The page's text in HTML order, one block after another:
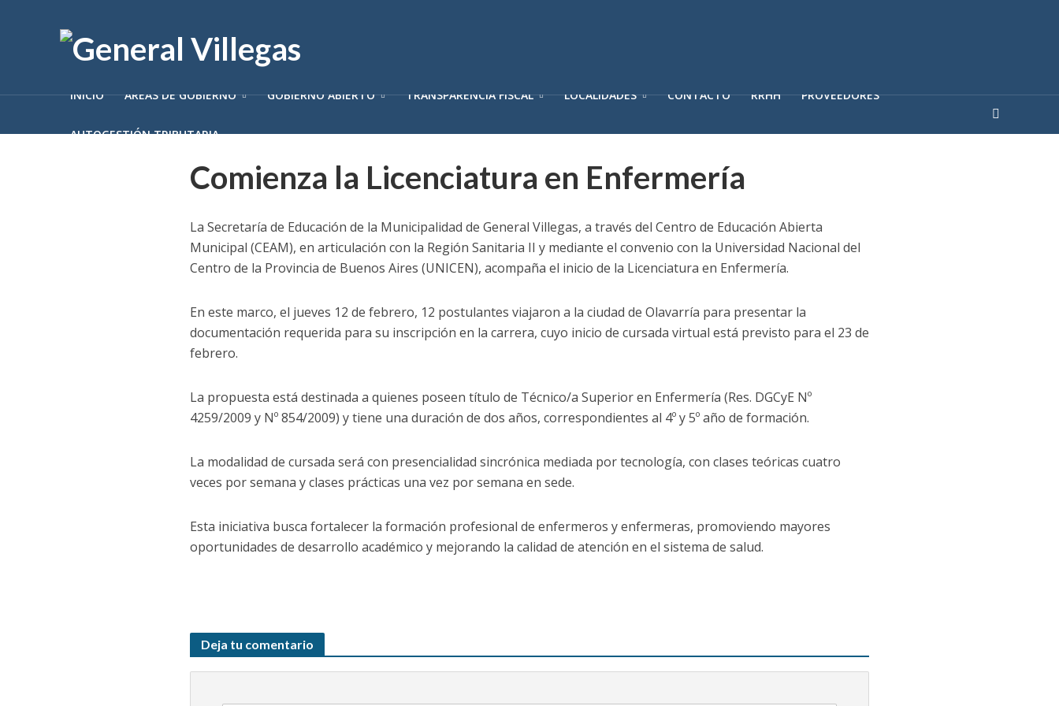
INICIO ÁREAS DE GOBIERNO GOBIERNO ABIERTO TRANSPARENCIA FISCAL LOCALIDADES CONTACTO RRHH PROVEEDORES
AUTOGESTIÓN TRIBUTARIA
Comienza la Licenciatura en Enfermería
La Secretaría de Educación de la Municipalidad de General Villegas, a través del Centro de Educación Abierta
Municipal (CEAM), en articulación con la Región Sanitaria II y mediante el convenio con la Universidad Nacional del
Centro de la Provincia de Buenos Aires (UNICEN), acompaña el inicio de la Licenciatura en Enfermería.
En este marco, el jueves 12 de febrero, 12 postulantes viajaron a la ciudad de Olavarría para presentar la
documentación requerida para su inscripción en la carrera, cuyo inicio de cursada virtual está previsto para el 23 de
febrero.
La propuesta está destinada a quienes poseen título de Técnico/a Superior en Enfermería (Res. DGCyE Nº
4259/2009 y Nº 854/2009) y tiene una duración de dos años, correspondientes al 4º y 5º año de formación.
La modalidad de cursada será con presencialidad sincrónica mediada por tecnología, con clases teóricas cuatro
veces por semana y clases prácticas una vez por semana en sede.
Esta iniciativa busca fortalecer la formación profesional de enfermeros y enfermeras, promoviendo mayores
oportunidades de desarrollo académico y mejorando la calidad de atención en el sistema de salud.
Deja tu comentario